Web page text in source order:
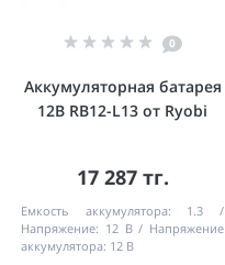
0
Аккумуляторная батарея
12В RB12-L13 от Ryobi
17 287 тг.
Емкость аккумулятора:
1.3
Напряжение: 12 В
Напряжение
аккумулятора: 12 В